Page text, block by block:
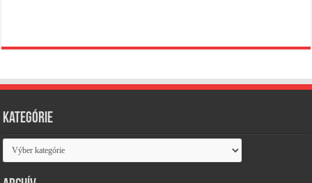
Kategórie
Kategórie